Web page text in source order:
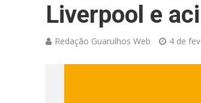
Liverpool e
Redação Guarulhos Web 4 de